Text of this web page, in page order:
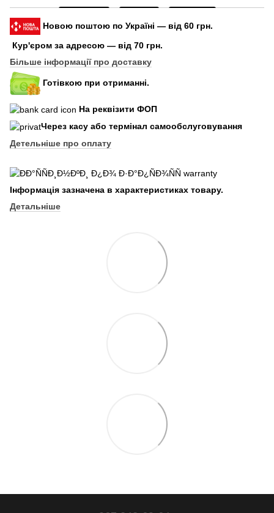
Новою поштою по Україні — від 60 грн.
Кур'єром за адресою — від 70 грн.
Більше інформації про доставку
Готівкою при отриманні.
На реквізити ФОП
Через касу або термінал самообслуговування
Детельніше про оплату
Інформація зазначена в характеристиках товару.
Детальніше